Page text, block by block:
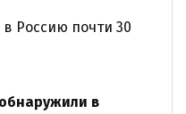
Россию почти 30
в